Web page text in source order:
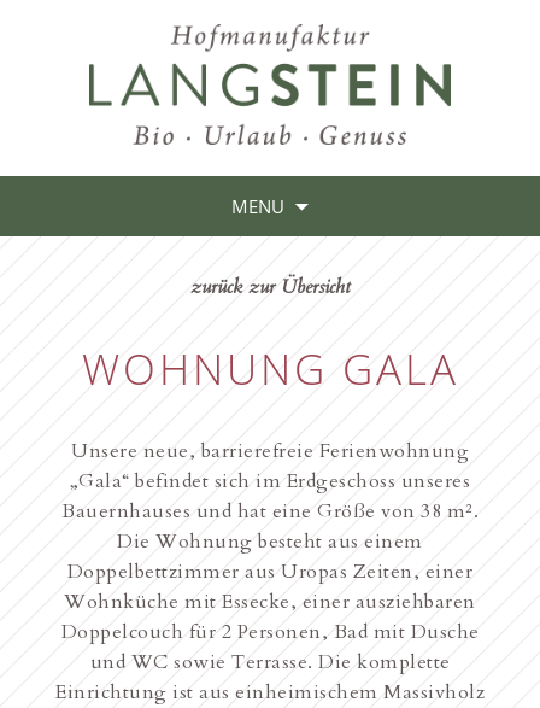
MENU
zurück zur Übersicht
WOHNUNG GALA
Unsere neue, barrierefreie Ferienwohnung
„Gala“ befindet sich im Erdgeschoss unseres
Bauernhauses und hat eine Größe von 38 m².
Die Wohnung besteht aus einem
Doppelbettzimmer aus Uropas Zeiten, einer
Wohnküche mit Essecke, einer ausziehbaren
Doppelcouch für 2 Personen, Bad mit Dusche
und WC sowie Terrasse. Die komplette
Einrichtung ist aus einheimischem Massivholz